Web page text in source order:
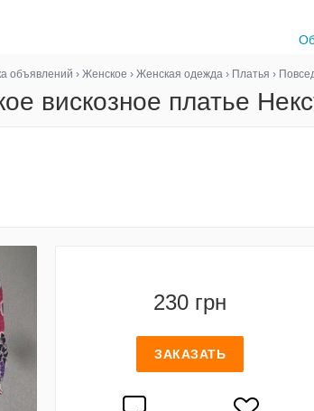
объявлений › Женское › Женская одежда › Платья ›
вискозное платье
230 грн
ЗАКАЗАТЬ